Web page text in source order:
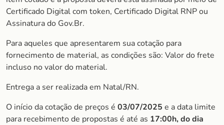
Certificado Digital com token, Certificado Digital RNP ou
Assinatura do Gov.Br.
Para aqueles que apresentarem sua cotação para
fornecimento de material, as condições são: Valor do frete
incluso no valor do material.
Entrega a ser realizada em Natal/RN.
O início da cotação de preços é 03/07/2025 e a data limite
para recebimento de propostas é até as 17:00h, do dia